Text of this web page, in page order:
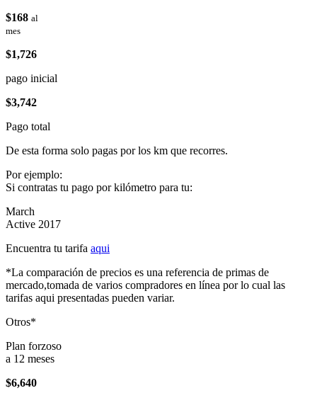
$168 al
mes
$1,726
pago inicial
$3,742
Pago total
De esta forma solo pagas por los km que recorres.
Por ejemplo:
Si contratas tu pago por kilómetro para tu:
March
Active 2017
Encuentra tu tarifa aqui
*La comparación de precios es una referencia de primas de
mercado,tomada de varios compradores en línea por lo cual las
tarifas aqui presentadas pueden variar.
Otros*
Plan forzoso
a 12 meses
$6,640